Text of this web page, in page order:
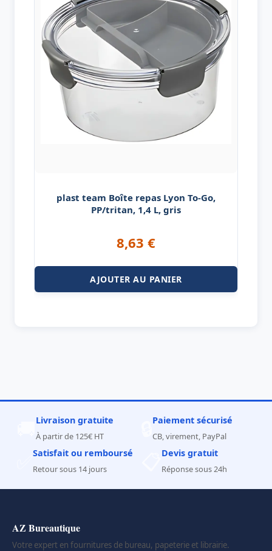
plast team Boîte repas Lyon To-Go,
PP/tritan, 1,4 L, gris
8,63 €
AJOUTER AU PANIER
Livraison gratuite
À partir de 125€ HT
Paiement sécurisé
CB, virement, PayPal
Satisfait ou remboursé
Retour sous 14 jours
Devis gratuit
Réponse sous 24h
AZ Bureautique
Votre expert en fournitures de bureau, papeterie et librairie.